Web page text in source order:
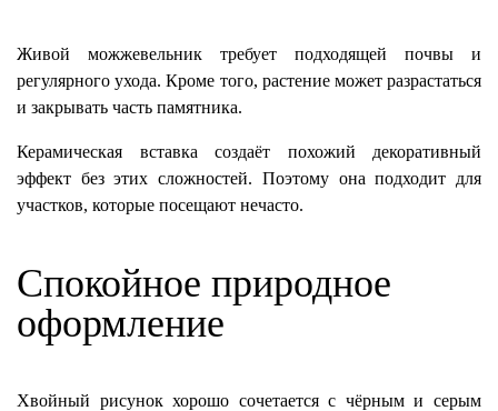
Живой можжевельник требует подходящей почвы и
регулярного ухода. Кроме того, растение может разрастаться
и закрывать часть памятника.
Керамическая вставка создаёт похожий декоративный
эффект без этих сложностей. Поэтому она подходит для
участков, которые посещают нечасто.
Спокойное природное
оформление
Хвойный рисунок хорошо сочетается с чёрным и серым